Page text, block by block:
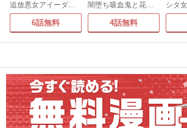
追放悪女アイーダの正義～死亡確定の悪役令嬢は夫の愛より改革を所望する～
6話無料
闇堕ち吸血鬼と花嫁のソアレ
4話無料